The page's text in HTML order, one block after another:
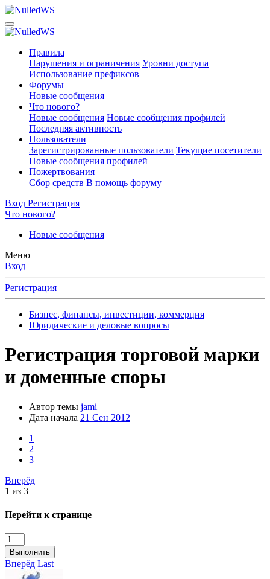
Правила
Нарушения и ограничения Уровни доступа
Использование префиксов
Форумы
Новые сообщения
Что нового?
Новые сообщения Новые сообщения профилей
Последняя активность
Пользователи
Зарегистрированные пользователи Текущие посетители
Новые сообщения профилей
Пожертвования
Сбор средств В помощь форуму
Вход Регистрация
Что нового?
Новые сообщения
Меню
Вход
Регистрация
Бизнес, финансы, инвестиции, коммерция
Юридические и деловые вопросы
Регистрация торговой марки
и доменные споры
Автор темы jami
Дата начала 21 Сен 2012
1
2
3
Вперёд
1 из 3
Перейти к странице
Выполнить
Вперёд Last